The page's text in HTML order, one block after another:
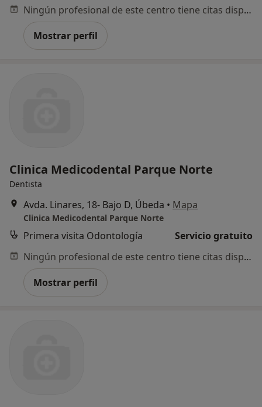
Ningún profesional de este centro tiene citas disponibles
Mostrar perfil
Clinica Medicodental Parque Norte
Dentista
Avda. Linares, 18- Bajo D, Úbeda • Mapa
Clinica Medicodental Parque Norte
Primera visita Odontología
Servicio gratuito
Ningún profesional de este centro tiene citas disponibles
Mostrar perfil